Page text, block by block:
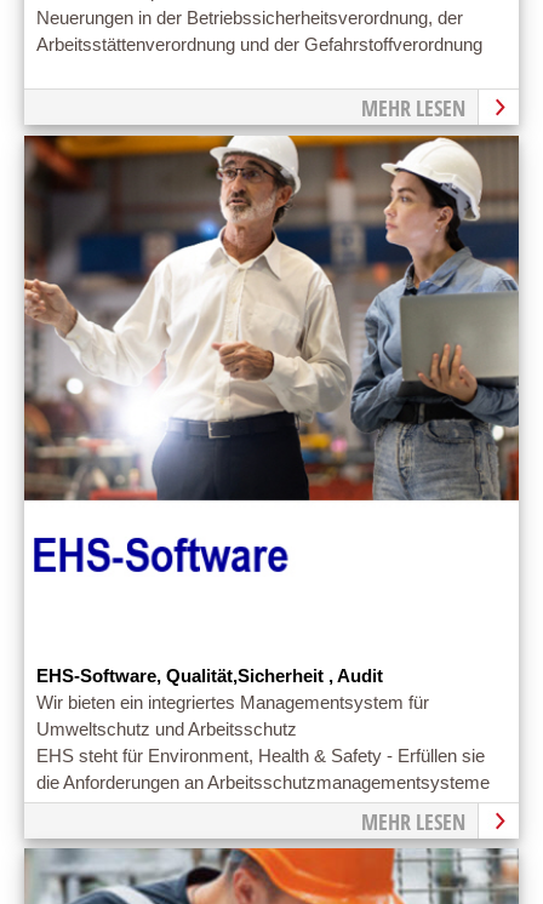
Neuerungen in der Betriebssicherheitsverordnung, der
Arbeitsstättenverordnung und der Gefahrstoffverordnung
MEHR LESEN
EHS-Software, Qualität,Sicherheit , Audit
Wir bieten ein integriertes Managementsystem für
Umweltschutz und Arbeitsschutz
EHS steht für Environment, Health & Safety - Erfüllen sie
die Anforderungen an Arbeitsschutzmanagementsysteme
MEHR LESEN